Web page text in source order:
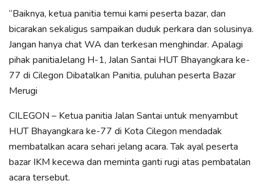
“Baiknya, ketua panitia temui kami peserta bazar, dan
bicarakan sekaligus sampaikan duduk perkara dan solusinya.
Jangan hanya chat WA dan terkesan menghindar. Apalagi
pihak panitiaJelang H-1, Jalan Santai HUT Bhayangkara ke-
77 di Cilegon Dibatalkan Panitia, puluhan peserta Bazar
Merugi
CILEGON – Ketua panitia Jalan Santai untuk menyambut
HUT Bhayangkara ke-77 di Kota Cilegon mendadak
membatalkan acara sehari jelang acara. Tak ayal peserta
bazar IKM kecewa dan meminta ganti rugi atas pembatalan
acara tersebut.